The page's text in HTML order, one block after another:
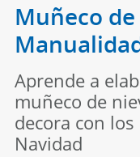
Muñeco
Aprende a
muñeco de
decora con
Navidad